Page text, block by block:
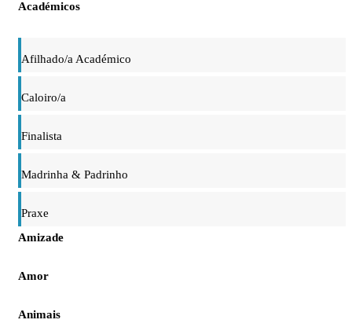
Académicos
Afilhado/a Académico
Caloiro/a
Finalista
Madrinha & Padrinho
Praxe
Amizade
Amor
Animais